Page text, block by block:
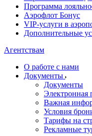
Программа
Аэрофлот Бонус
VIP-услуги в
Дополнительные
Агентствам
О работе с нами
Документы
Документы
Электронная
Важная
Условия
Тарифы на
Рекламные